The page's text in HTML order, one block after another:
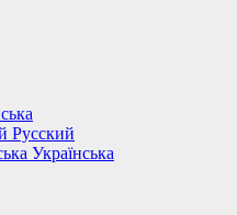
Русский
Українська